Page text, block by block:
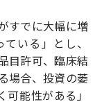
すでに大幅に増
いる」とし、
目許可、臨床結
場合、投資の萎
能性がある」